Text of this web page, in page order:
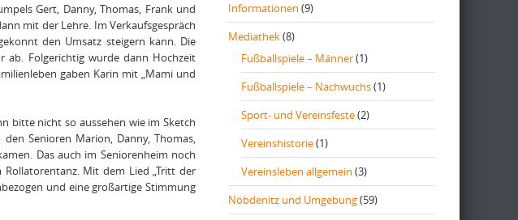
Gert, Danny, Thomas, Frank und
mit der Lehre. Im Verkaufsgespräch
den Umsatz steigern kann. Die
ab. Folgerichtig wurde dann Hochzeit
gaben Karin mit „Mami und
bitte nicht so aussehen wie im Sketch
Senioren Marion, Danny, Thomas,
Das auch im Seniorenheim noch
Mit dem Lied „Tritt der
und eine großartige Stimmung
Informationen (9)
Mediathek(8)
Fußballspiele – Männer(1)
Fußballspiele – Nachwuchs(1)
Sport- und Vereinsfeste(2)
Vereinshistorie(1)
Vereinsleben allgemein (3)
Nöbdenitz und Umgebung(59)